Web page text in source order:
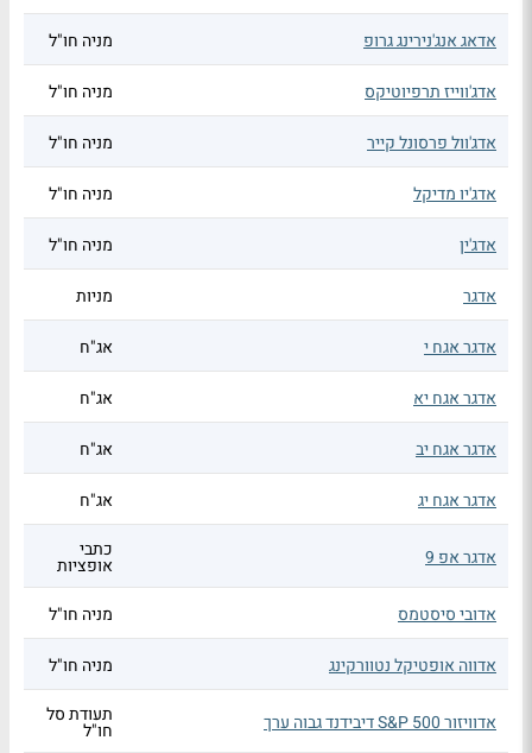
אדאג אנג'נירינג גרופ מניה חו"ל
אדג'ווייז תרפיוטיקס מניה חו"ל
אדג'וול פרסונל קייר מניה חו"ל
אדג'יו מדיקל מניה חו"ל
אדג'ין מניה חו"ל
אדגר מניות
אדגר אגח י אג"ח
אדגר אגח יא אג"ח
אדגר אגח יב אג"ח
אדגר אגח יג אג"ח
אדגר אפ 9 כתבי
אופציות
אדובי סיסטמס
מניה חו"ל
אדווה אופטיקל נטוורקינג מניה חו"ל
אדוויזור S&P 500 דיבידנד גבוה ערך תעודת סל
חו"ל